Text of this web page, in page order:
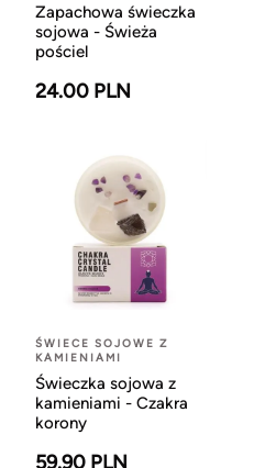
Zapachowa świeczka
sojowa - Świeża
pościel
24.00 PLN
ŚWIECE SOJOWE Z
KAMIENIAMI
Świeczka sojowa z
kamieniami - Czakra
korony
59.90 PLN